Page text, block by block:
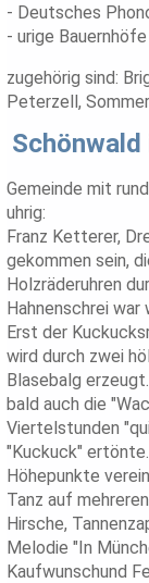
- Deutsches
- urige
zugehörig sind:
Peterzell,
Gemeinde mit
uhrig:
Franz Ketterer,
gekommen sein,
Holzräderuhren
Hahnenschrei war
Erst der
wird durch zwei
Blasebalg
bald auch die
Viertelstunden
"Kuckuck"
Höhepunkte
Tanz auf
Hirsche,
Melodie "In
Kaufwunschund